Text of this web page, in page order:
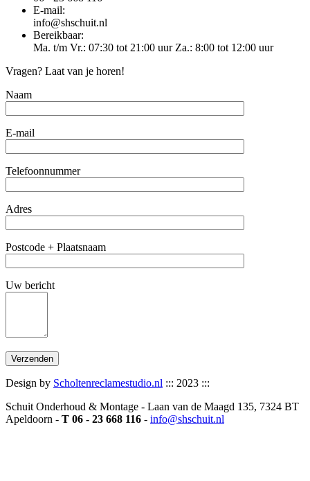
E-mail:
info@shschuit.nl
Bereikbaar:
Ma. t/m Vr.: 07:30 tot 21:00 uur Za.: 8:00 tot 12:00 uur
Vragen? Laat van je horen!
Naam
E-mail
Telefoonnummer
Adres
Postcode + Plaatsnaam
Uw bericht
Design by Scholtenreclamestudio.nl ::: 2023 :::
Schuit Onderhoud & Montage - Laan van de Maagd 135, 7324 BT
Apeldoorn - T 06 - 23 668 116 - info@shschuit.nl